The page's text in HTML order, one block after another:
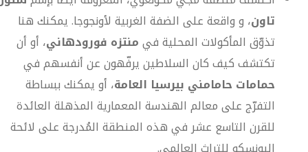
تاون، و واقعة على الضفة الغربية لأونجوجا. يمكنك هنا
تذوّق المأكولات المحلية فيمنتزه فورودهاني، أو أن
تكتشف كيف كان السلاطين يرفّهون عن أنفسهم في
حمامات حامامني بيرسيا العامة، أو يمكنك ببساطة
التفرّج على معالم الهندسة المعمارية المذهلة العائدة
للقرن التاسع عشر في هذه المنطقة المُدرجة على لائحة